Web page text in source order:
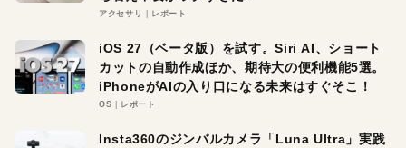
アクセサリ レポート
iOS 27（ベータ版）を試す。Siri AI、ショート
カットの自動作成ほか、期待大の便利機能5選。
iPhoneがAIの入り口になる未来はすぐそこ！
OS レポート
Insta360のジンバルカメラ「Luna Ultra」実践